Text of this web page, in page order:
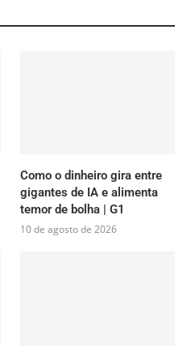
Como o dinheiro gira entre
gigantes de IA e alimenta
temor de bolha | G1
10 de agosto de 2026